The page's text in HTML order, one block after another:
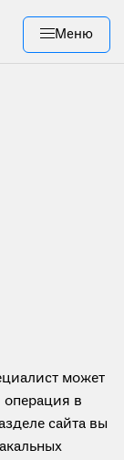
Меню
может
операция в
сайта вы